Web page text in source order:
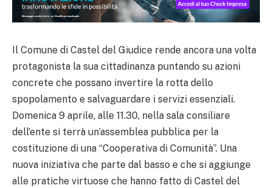
Il Comune di Castel del Giudice rende ancora una volta
protagonista la sua cittadinanza puntando su azioni
concrete che possano invertire la rotta dello
spopolamento e salvaguardare i servizi essenziali.
Domenica 9 aprile, alle 11.30, nella sala consiliare
dell’ente si terrà un’assemblea pubblica per la
costituzione di una “Cooperativa di Comunità”. Una
nuova iniziativa che parte dal basso e che si aggiunge
alle pratiche virtuose che hanno fatto di Castel del